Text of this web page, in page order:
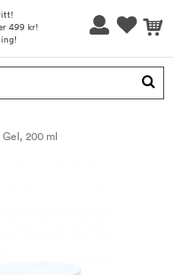
499 kr!
i varukorgen
200 ml